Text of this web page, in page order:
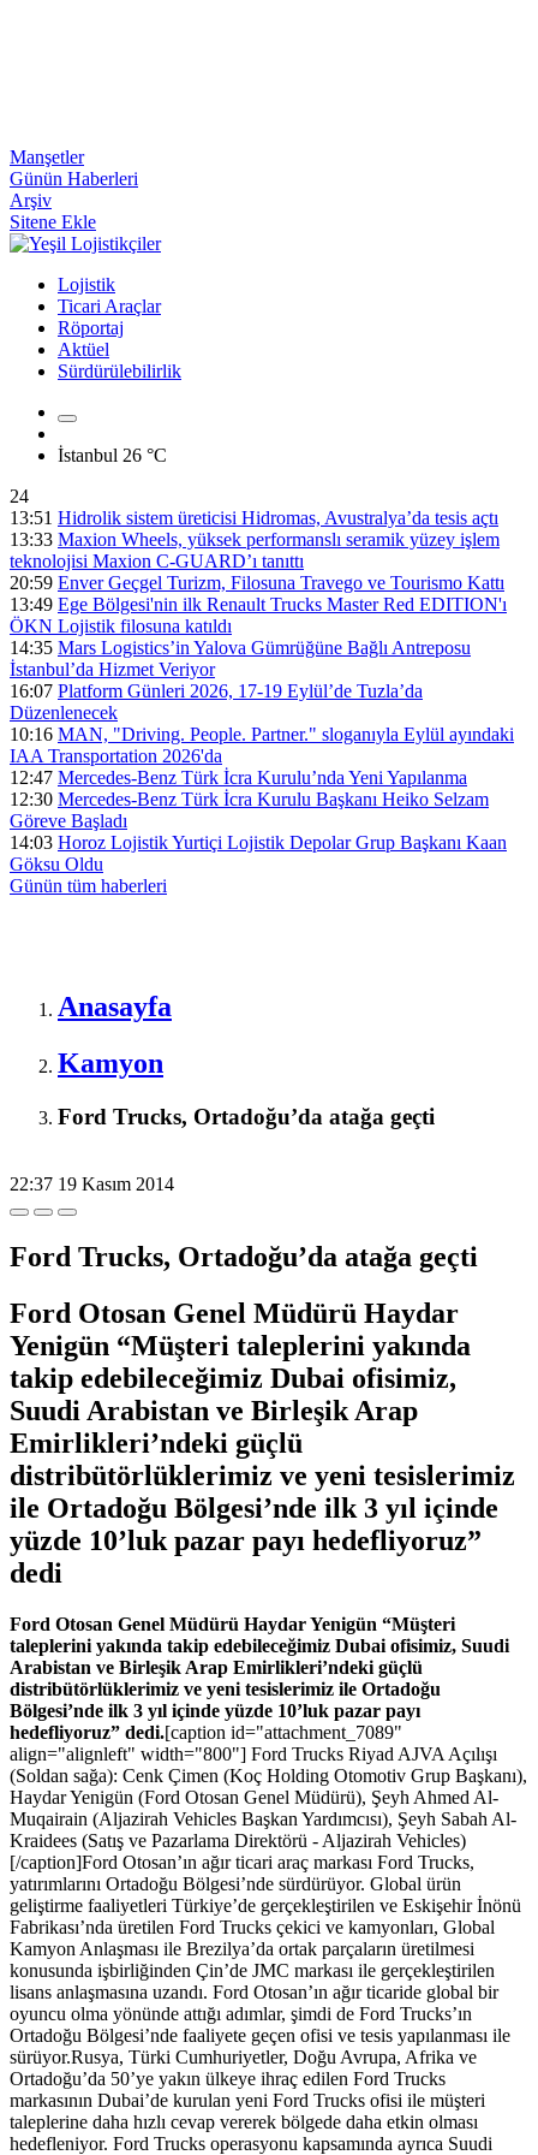
Manşetler
Günün Haberleri
Arşiv
Sitene Ekle
Lojistik
Ticari Araçlar
Röportaj
Aktüel
Sürdürülebilirlik
İstanbul 26 °C
24
13:51 Hidrolik sistem üreticisi Hidromas, Avustralya’da tesis açtı
13:33 Maxion Wheels, yüksek performanslı seramik yüzey işlem
teknolojisi Maxion C-GUARD’ı tanıttı
20:59 Enver Geçgel Turizm, Filosuna Travego ve Tourismo Kattı
13:49 Ege Bölgesi'nin ilk Renault Trucks Master Red EDITION'ı
ÖKN Lojistik filosuna katıldı
14:35 Mars Logistics’in Yalova Gümrüğüne Bağlı Antreposu
İstanbul’da Hizmet Veriyor
16:07 Platform Günleri 2026, 17-19 Eylül’de Tuzla’da
Düzenlenecek
10:16 MAN, "Driving. People. Partner." sloganıyla Eylül ayındaki
IAA Transportation 2026'da
12:47 Mercedes-Benz Türk İcra Kurulu’nda Yeni Yapılanma
12:30 Mercedes-Benz Türk İcra Kurulu Başkanı Heiko Selzam
Göreve Başladı
14:03 Horoz Lojistik Yurtiçi Lojistik Depolar Grup Başkanı Kaan
Göksu Oldu
Günün tüm haberleri
Anasayfa
Kamyon
Ford Trucks, Ortadoğu’da atağa geçti
22:37 19 Kasım 2014
Ford Trucks, Ortadoğu’da atağa geçti
Ford Otosan Genel Müdürü Haydar
Yenigün “Müşteri taleplerini yakında
takip edebileceğimiz Dubai ofisimiz,
Suudi Arabistan ve Birleşik Arap
Emirlikleri’ndeki güçlü
distribütörlüklerimiz ve yeni tesislerimiz
ile Ortadoğu Bölgesi’nde ilk 3 yıl içinde
yüzde 10’luk pazar payı hedefliyoruz”
dedi
Ford Otosan Genel Müdürü Haydar Yenigün “Müşteri
taleplerini yakında takip edebileceğimiz Dubai ofisimiz, Suudi
Arabistan ve Birleşik Arap Emirlikleri’ndeki güçlü
distribütörlüklerimiz ve yeni tesislerimiz ile Ortadoğu
Bölgesi’nde ilk 3 yıl içinde yüzde 10’luk pazar payı
hedefliyoruz” dedi.[caption id="attachment_7089"
align="alignleft" width="800"] Ford Trucks Riyad AJVA Açılışı
(Soldan sağa): Cenk Çimen (Koç Holding Otomotiv Grup Başkanı),
Haydar Yenigün (Ford Otosan Genel Müdürü), Şeyh Ahmed Al-
Muqairain (Aljazirah Vehicles Başkan Yardımcısı), Şeyh Sabah Al-
Kraidees (Satış ve Pazarlama Direktörü - Aljazirah Vehicles)
[/caption]Ford Otosan’ın ağır ticari araç markası Ford Trucks,
yatırımlarını Ortadoğu Bölgesi’nde sürdürüyor. Global ürün
geliştirme faaliyetleri Türkiye’de gerçekleştirilen ve Eskişehir İnönü
Fabrikası’nda üretilen Ford Trucks çekici ve kamyonları, Global
Kamyon Anlaşması ile Brezilya’da ortak parçaların üretilmesi
konusunda işbirliğinden Çin’de JMC markası ile gerçekleştirilen
lisans anlaşmasına uzandı. Ford Otosan’ın ağır ticaride global bir
oyuncu olma yönünde attığı adımlar, şimdi de Ford Trucks’ın
Ortadoğu Bölgesi’nde faaliyete geçen ofisi ve tesis yapılanması ile
sürüyor.Rusya, Türki Cumhuriyetler, Doğu Avrupa, Afrika ve
Ortadoğu’da 50’ye yakın ülkeye ihraç edilen Ford Trucks
markasının Dubai’de kurulan yeni Ford Trucks ofisi ile müşteri
taleplerine daha hızlı cevap vererek bölgede daha etkin olması
hedefleniyor. Ford Trucks operasyonu kapsamında ayrıca Suudi